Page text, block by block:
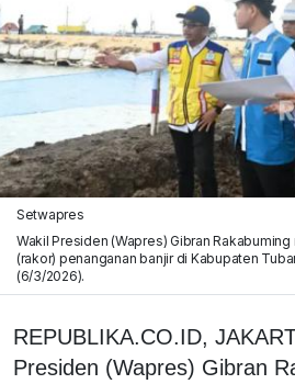
Setwapres
Wakil Presiden (Wapres) Gibran
(rakor) penanganan banjir di Kabupaten
(6/3/2026).
REPUBLIKA.CO.ID,
Presiden (Wapres) Gibran